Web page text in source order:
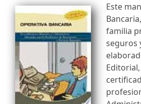
Este
familia
seguros